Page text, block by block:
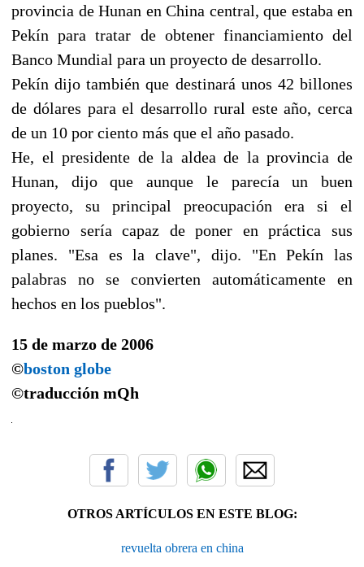
provincia de Hunan en China central, que estaba en
Pekín para tratar de obtener financiamiento del
Banco Mundial para un proyecto de desarrollo.
Pekín dijo también que destinará unos 42 billones
de dólares para el desarrollo rural este año, cerca
de un 10 por ciento más que el año pasado.
He, el presidente de la aldea de la provincia de
Hunan, dijo que aunque le parecía un buen
proyecto, su principal preocupación era si el
gobierno sería capaz de poner en práctica sus
planes. "Esa es la clave", dijo. "En Pekín las
palabras no se convierten automáticamente en
hechos en los pueblos".
15 de marzo de 2006
©boston globe
©traducción mQh
OTROS ARTÍCULOS EN ESTE BLOG:
revuelta obrera en china